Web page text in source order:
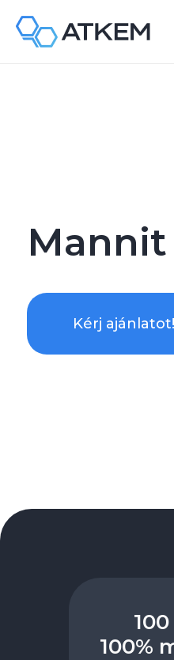
Mannit
Kérj ajánlatot!
100%